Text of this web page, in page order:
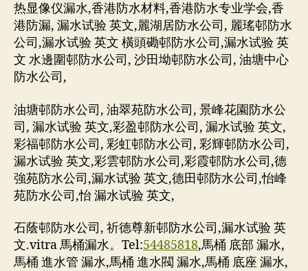
热显像仪漏水,香港防水材料,香港防水专业学会,香
港防漏, 漏水试验 英文,麗湖居防水公司, 麗瑤邨防水
公司,漏水试验 英文 橫頭磡邨防水公司,漏水试验 英
文 水邊圍邨防水公司, 沙田坳邨防水公司, 油塘中心
防水公司,
油塘邨防水公司, 油翠苑防水公司, 景峰花園防水公
司, 漏水试验 英文,彩盈邨防水公司, 漏水试验 英文,
彩福邨防水公司, 彩虹邨防水公司, 彩輝邨防水公司,
漏水试验 英文,彩雲邨防水公司,彩霞邨防水公司,德
強苑防水公司,漏水试验 英文,德田邨防水公司,怡峰
苑防水公司,怡 漏水试验 英文,
石蔭邨防水公司, 祈德尊新邨防水公司,漏水试验 英
文.vitra 馬桶漏水。Tel:54485818,馬桶 底部 漏水,
馬桶 進水管 漏水,馬桶 進水閥 漏水,馬桶 底座 漏水,